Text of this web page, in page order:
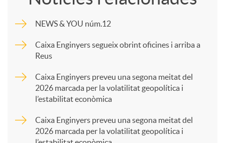
m
p
a
NEWS & YOU núm.12
Caixa Enginyers segueix obrint oficines i arriba a
Reus
Caixa Enginyers preveu una segona meitat del
2026 marcada per la volatilitat geopolítica i
l’estabilitat econòmica
Caixa Enginyers preveu una segona meitat del
2026 marcada per la volatilitat geopolítica i